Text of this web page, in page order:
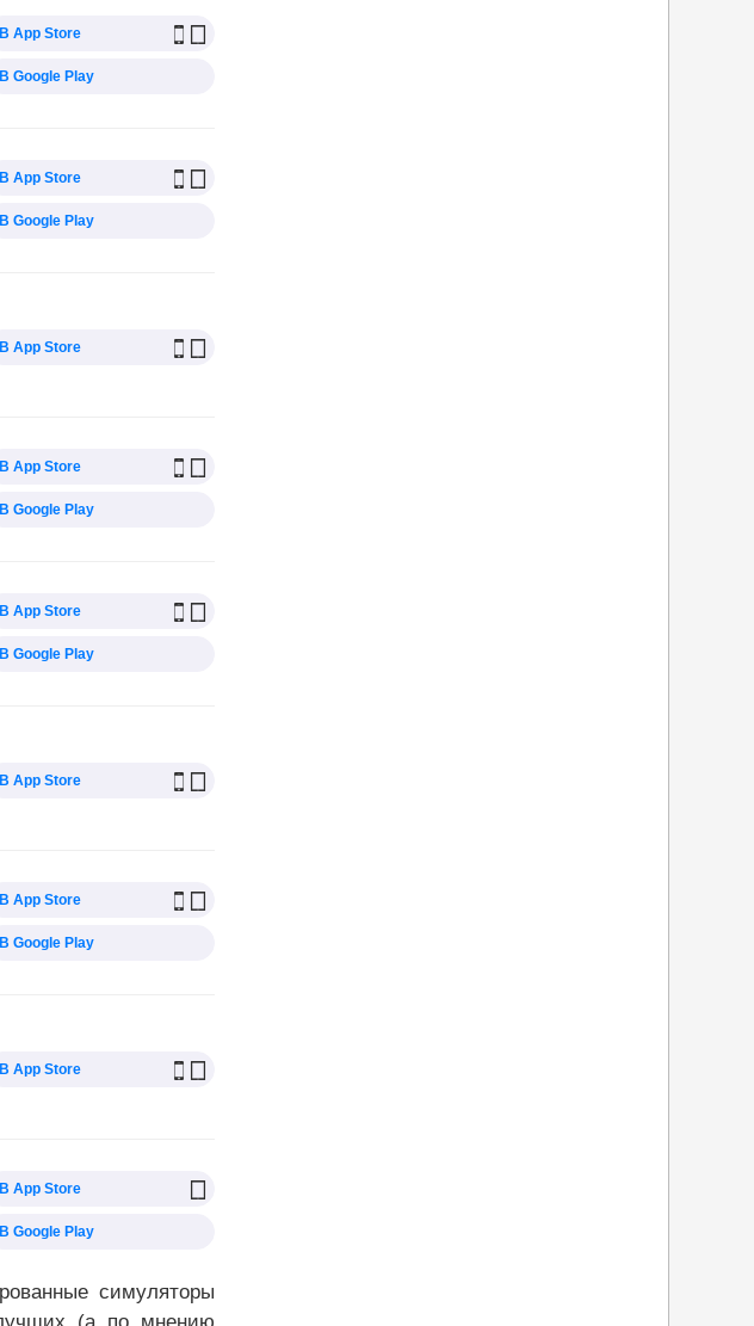
В App Store
В Google Play
В App Store
В Google Play
В App Store
В App Store
В Google Play
В App Store
В Google Play
В App Store
В App Store
В Google Play
В App Store
В App Store
В Google Play
симуляторы